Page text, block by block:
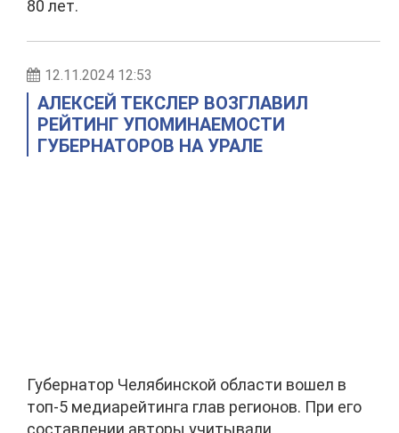
80 лет.
12.11.2024 12:53
АЛЕКСЕЙ ТЕКСЛЕР ВОЗГЛАВИЛ
РЕЙТИНГ УПОМИНАЕМОСТИ
ГУБЕРНАТОРОВ НА УРАЛЕ
Губернатор Челябинской области вошел в
топ-5 медиарейтинга глав регионов. При его
составлении авторы учитывали